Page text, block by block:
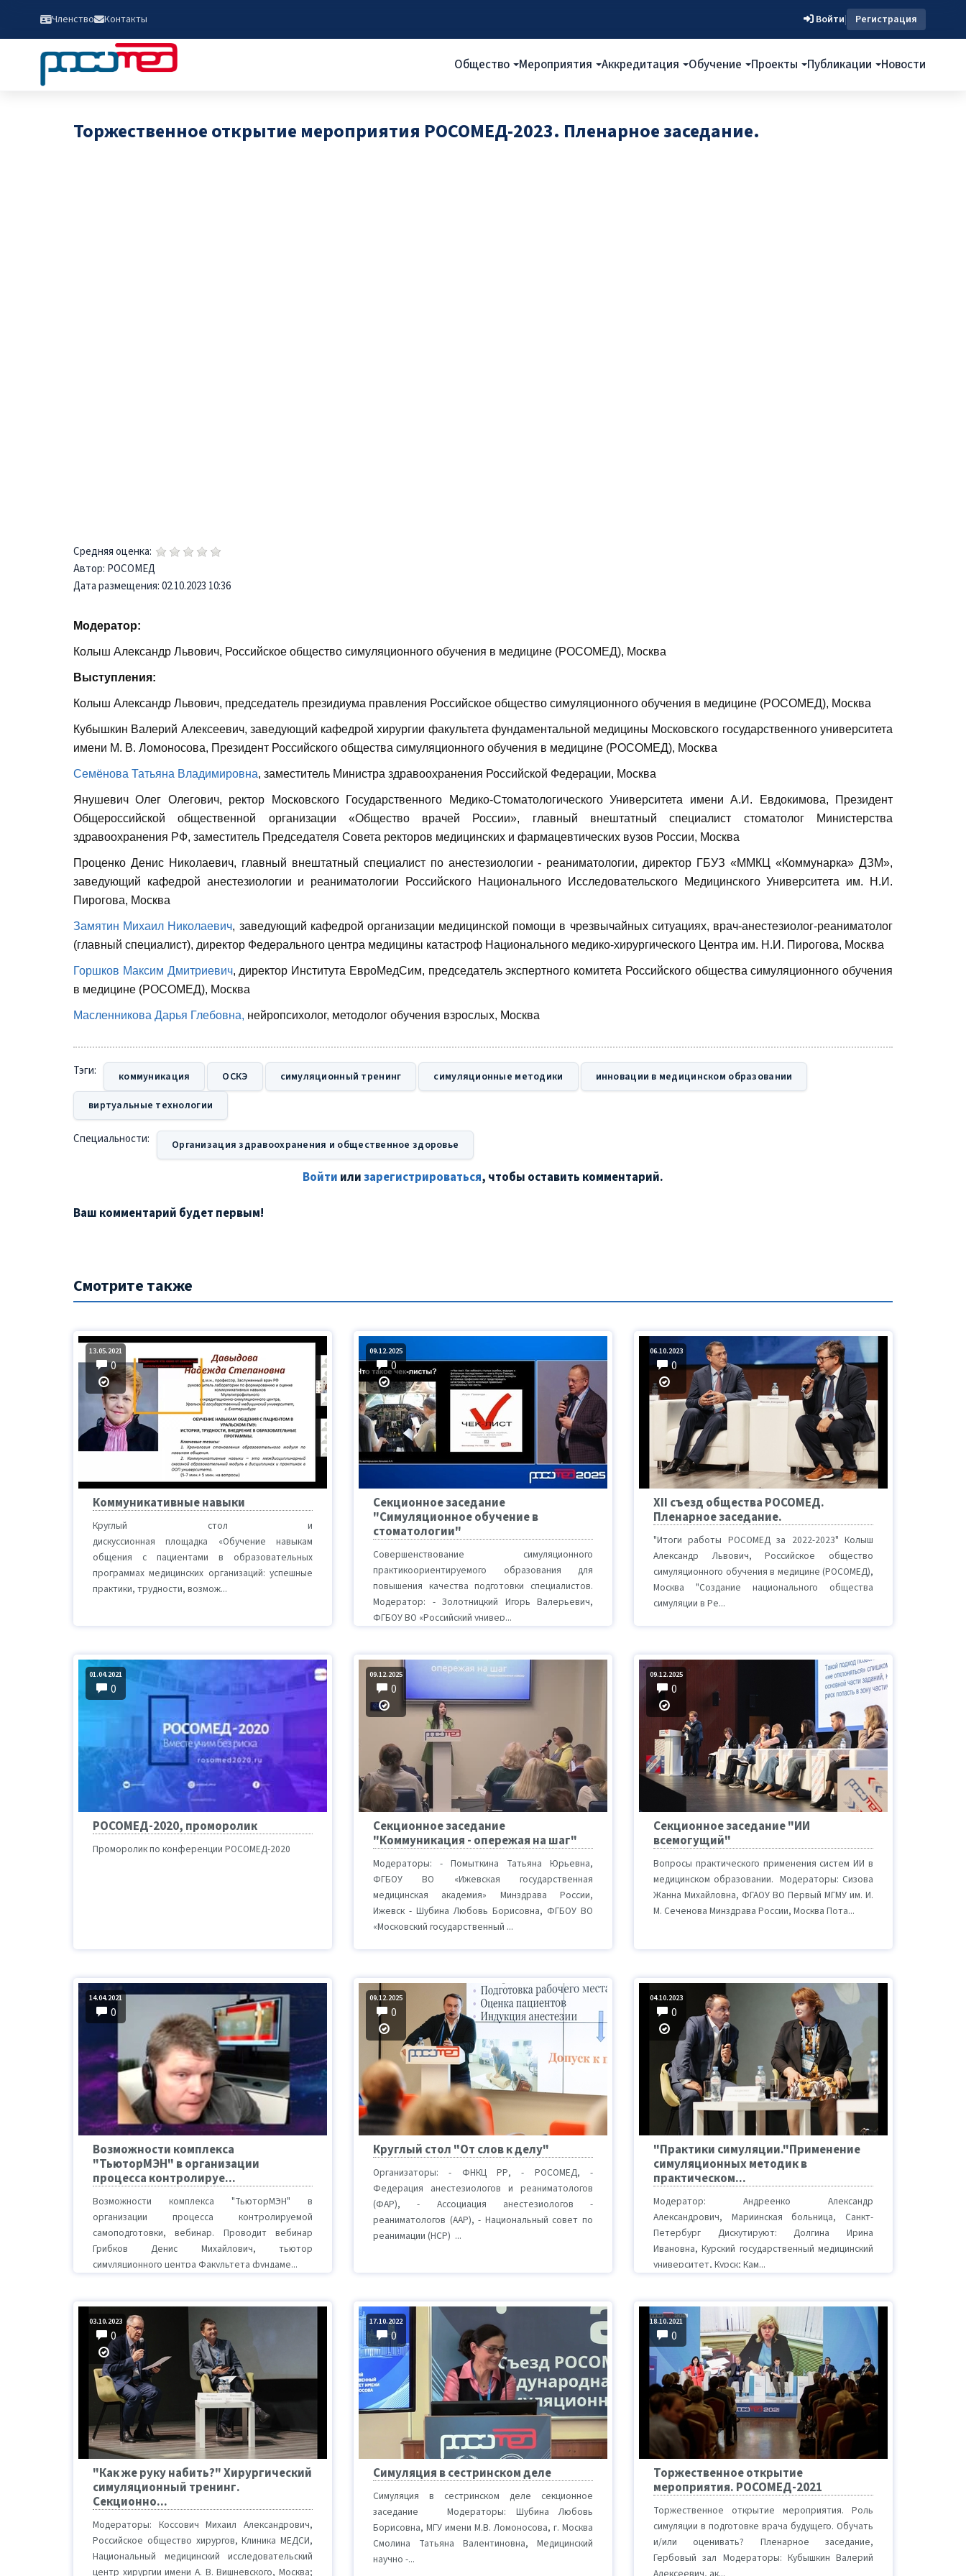
Членство Контакты Войти| Регистрация
Общество Мероприятия Аккредитация Обучение Проекты Публикации Новости
Торжественное открытие мероприятия РОСОМЕД-2023. Пленарное заседание.
Средняя оценка:
Автор: РОСОМЕД
Дата размещения: 02.10.2023 10:36
Модератор:
Колыш Александр Львович, Российское общество симуляционного обучения в медицине (РОСОМЕД), Москва
Выступления:
Колыш Александр Львович, председатель президиума правления Российское общество симуляционного обучения в медицине (РОСОМЕД), Москва
Кубышкин Валерий Алексеевич, заведующий кафедрой хирургии факультета фундаментальной медицины Московского государственного университета
имени М. В. Ломоносова, Президент Российского общества симуляционного обучения в медицине (РОСОМЕД), Москва
Семёнова Татьяна Владимировна, заместитель Министра здравоохранения Российской Федерации, Москва
Янушевич Олег Олегович, ректор Московского Государственного Медико-Стоматологического Университета имени А.И. Евдокимова, Президент
Общероссийской общественной организации «Общество врачей России», главный внештатный специалист стоматолог Министерства
здравоохранения РФ, заместитель Председателя Совета ректоров медицинских и фармацевтических вузов России, Москва
Проценко Денис Николаевич, главный внештатный специалист по анестезиологии - реаниматологии, директор ГБУЗ «ММКЦ «Коммунарка» ДЗМ»,
заведующий кафедрой анестезиологии и реаниматологии Российского Национального Исследовательского Медицинского Университета им. Н.И.
Пирогова, Москва
Замятин Михаил Николаевич, заведующий кафедрой организации медицинской помощи в чрезвычайных ситуациях, врач-анестезиолог-реаниматолог
(главный специалист), директор Федерального центра медицины катастроф Национального медико-хирургического Центра им. Н.И. Пирогова, Москва
Горшков Максим Дмитриевич, директор Института ЕвроМедСим, председатель экспертного комитета Российского общества симуляционного обучения
в медицине (РОСОМЕД), Москва
Масленникова Дарья Глебовна, нейропсихолог, методолог обучения взрослых, Москва
Тэги: коммуникация ОСКЭ симуляционный тренинг симуляционные методики
инновации в медицинском образовании
виртуальные технологии
Специальности: Организация здравоохранения и общественное здоровье
Войти илизарегистрироваться, чтобы оставить комментарий.
Ваш комментарий будет первым!
Смотрите также
13.05.2021
0
Коммуникативные навыки
Круглый стол и
дискуссионная площадка «Обучение навыкам
общения с пациентами в образовательных
программах медицинских организаций: успешные
практики, трудности, возмож...
09.12.2025
0
Секционное заседание
"Симуляционное обучение в
стоматологии"
Совершенствование симуляционного
практикоориентируемого образования для
повышения качества подготовки специалистов.
Модератор: - Золотницкий Игорь Валерьевич,
ФГБОУ ВО «Российский универ...
06.10.2023
0
XII съезд общества РОСОМЕД.
Пленарное заседание.
"Итоги работы РОСОМЕД за 2022-2023" Колыш
Александр Львович, Российское общество
симуляционного обучения в медицине (РОСОМЕД),
Москва "Создание национального общества
симуляции в Ре...
01.04.2021
0
РОСОМЕД-2020, проморолик
Проморолик по конференции РОСОМЕД-2020
09.12.2025
0
Секционное заседание
"Коммуникация - опережая на шаг"
Модераторы: - Помыткина Татьяна Юрьевна,
ФГБОУ ВО «Ижевская государственная
медицинская академия» Минздрава России,
Ижевск - Шубина Любовь Борисовна, ФГБОУ ВО
«Московский государственный ...
09.12.2025
0
Секционное заседание "ИИ
всемогущий"
Вопросы практического применения систем ИИ в
медицинском образовании. Модераторы: Сизова
Жанна Михайловна, ФГАОУ ВО Первый МГМУ им. И.
М. Сеченова Минздрава России, Москва Пота...
14.04.2021
0
Возможности комплекса
"ТьюторМЭН" в организации
процесса контролируе...
Возможности комплекса "ТьюторМЭН" в
организации процесса контролируемой
самоподготовки, вебинар. Проводит вебинар
Грибков Денис Михайлович, тьютор
симуляционного центра Факультета фундаме...
09.12.2025
0
Круглый стол "От слов к делу"
Организаторы: - ФНКЦ РР, - РОСОМЕД, -
Федерация анестезиологов и реаниматологов
(ФАР), - Ассоциация анестезиологов -
реаниматологов (ААР), - Национальный совет по
реанимации (НСР) ...
04.10.2023
0
"Практики симуляции."Применение
симуляционных методик в
практическом...
Модератор: Андреенко Александр
Александрович, Мариинская больница, Санкт-
Петербург Дискутируют: Долгина Ирина
Ивановна, Курский государственный медицинский
университет, Курск; Кам...
03.10.2023
0
"Как же руку набить?" Хирургический
симуляционный тренинг.
Секционно...
Модераторы: Коссович Михаил Александрович,
Российское общество хирургов, Клиника МЕДСИ,
Национальный медицинский исследовательский
центр хирургии имени А. В. Вишневского, Москва;
17.10.2022
0
Симуляция в сестринском деле
Симуляция в сестринском деле секционное
заседание Модераторы: Шубина Любовь
Борисовна, МГУ имени М.В. Ломоносова, г. Москва
Смолина Татьяна Валентиновна, Медицинский
научно -...
18.10.2021
0
Торжественное открытие
мероприятия. РОСОМЕД-2021
Торжественное открытие мероприятия. Роль
симуляции в подготовке врача будущего. Обучать
и/или оценивать? Пленарное заседание,
Гербовый зал Модераторы: Кубышкин Валерий